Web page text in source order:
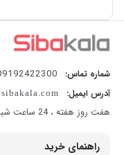
شماره تماس: | 04191010194
آدرس ایمیل:
هفت روز هفته ، 24 ساعت شبانه‌روز پاسخگوی شما هستیم.
راهنمای خرید